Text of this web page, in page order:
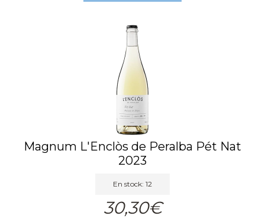
Magnum L'Enclòs de Peralba Pét Nat
2023
En stock: 12
30,30€